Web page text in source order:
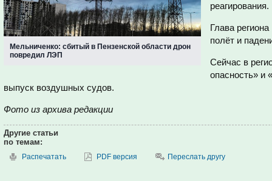
Мельниченко: сбитый в Пензенской области дрон
повредил ЛЭП
реагирования.
Глава
полёт и
Сейчас в
опасность» и
выпуск воздушных судов.
Фото из архива редакции
Другие статьи
по темам:
Распечатать PDF версия Переслать другу